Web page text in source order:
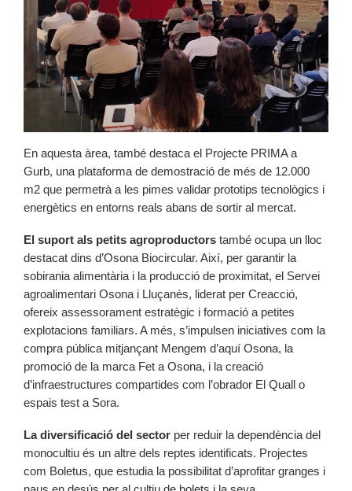
En aquesta àrea, també destaca el Projecte PRIMA a
Gurb, una plataforma de demostració de més de 12.000
m2 que permetrà a les pimes validar prototips tecnològics i
energètics en entorns reals abans de sortir al mercat.
El suport als petits agroproductors també ocupa un lloc
destacat dins d’Osona Biocircular. Així, per garantir la
sobirania alimentària i la producció de proximitat, el Servei
agroalimentari Osona i Lluçanès, liderat per Creacció,
ofereix assessorament estratègic i formació a petites
explotacions familiars. A més, s’impulsen iniciatives com la
compra pública mitjançant Mengem d’aquí Osona, la
promoció de la marca Fet a Osona, i la creació
d’infraestructures compartides com l’obrador El Quall o
espais test a Sora.
La diversificació del sector per reduir la dependència del
monocultiu és un altre dels reptes identificats. Projectes
com Boletus, que estudia la possibilitat d’aprofitar granges i